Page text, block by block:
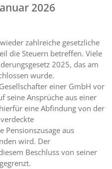
2026
zahlreiche gesetzliche
die Steuern betreffen. Viele
2025, das am
wurde.
einer GmbH vor
seine Ansprüche aus einer
eine Abfindung von der
Pensionszusage aus
wird. Der
Beschluss von seiner